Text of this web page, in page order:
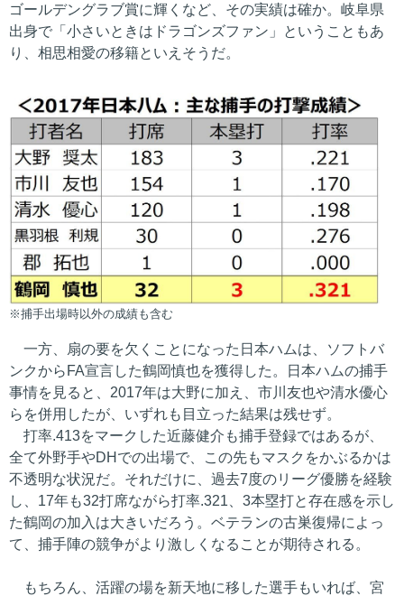
ゴールデングラブ賞に輝くなど、その実績は確か。岐阜県
出身で「小さいときはドラゴンズファン」ということもあ
り、相思相愛の移籍といえそうだ。
※捕手出場時以外の成績も含む
一方、扇の要を欠くことになった日本ハムは、ソフトバ
ンクからFA宣言した鶴岡慎也を獲得した。日本ハムの捕手
事情を見ると、2017年は大野に加え、市川友也や清水優心
らを併用したが、いずれも目立った結果は残せず。
打率.413をマークした近藤健介も捕手登録ではあるが、
全て外野手やDHでの出場で、この先もマスクをかぶるかは
不透明な状況だ。それだけに、過去7度のリーグ優勝を経験
し、17年も32打席ながら打率.321、3本塁打と存在感を示し
た鶴岡の加入は大きいだろう。ベテランの古巣復帰によっ
て、捕手陣の競争がより激しくなることが期待される。
もちろん、活躍の場を新天地に移した選手もいれば、宮